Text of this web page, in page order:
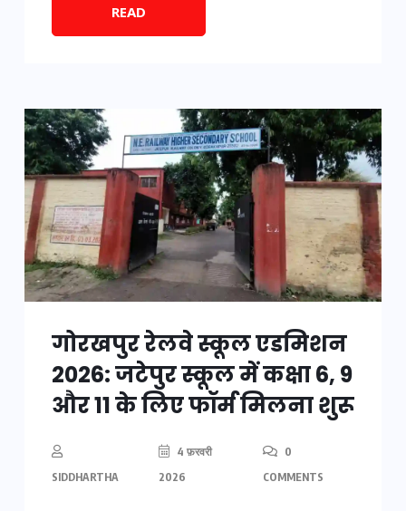
READ
गोरखपुर रेलवे स्कूल एडमिशन
2026: जटेपुर स्कूल में कक्षा 6, 9
और 11 के लिए फॉर्म मिलना शुरू
SIDDHARTHA
4 फ़रवरी
2026
0
COMMENTS